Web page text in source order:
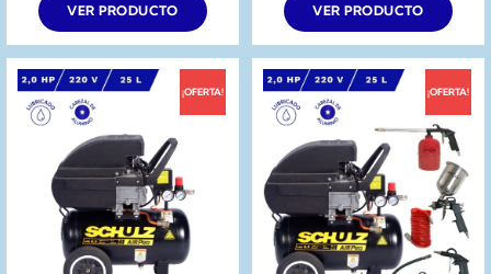
VER PRODUCTO VER PRODUCTO
¡OFERTA! ¡OFERTA!